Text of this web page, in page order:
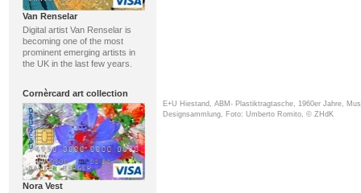
Van Renselar
Digital artist Van Renselar is
becoming one of the most
prominent emerging artists in
the UK in the last few years.
Cornèrcard art collection
Nora Vest
E+U Hiestand, ABM- Plastiktragtasche, 1960er Jahre,
Designsammlung, Foto: Umberto Romito, © ZHdK